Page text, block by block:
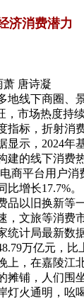
年01月20
济消费潜力
唐诗凝
线下商圈、
，市场热度持续
标，折射消
示，2024年
建的线下消费
商平台用户消
增长17.7%。
以旧换新等一
，文旅等消费
统计局最新数
万亿元，比
，在嘉陵江
摊铺，人们围
灯火通明，吆